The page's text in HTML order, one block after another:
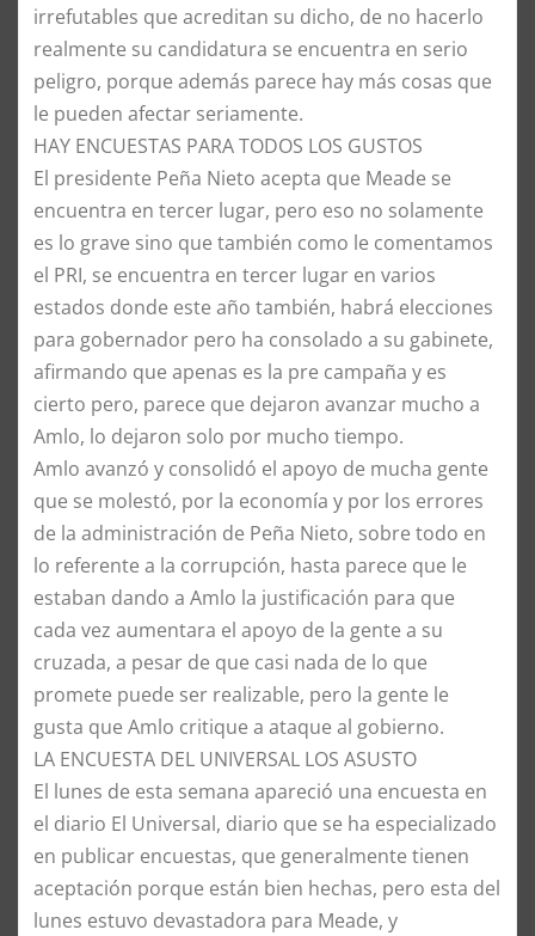
irrefutables que acreditan su dicho, de no hacerlo
realmente su candidatura se encuentra en serio
peligro, porque además parece hay más cosas que
le pueden afectar seriamente.
​HAY ENCUESTAS PARA TODOS LOS GUSTOS
​El presidente Peña Nieto acepta que Meade se
encuentra en tercer lugar, pero eso no solamente
es lo grave sino que también como le comentamos
el PRI, se encuentra en tercer lugar en varios
estados donde este año también, habrá elecciones
para gobernador pero ha consolado a su gabinete,
afirmando que apenas es la pre campaña y es
cierto pero, parece que dejaron avanzar mucho a
Amlo, lo dejaron solo por mucho tiempo.
​Amlo avanzó y consolidó el apoyo de mucha gente
que se molestó, por la economía y por los errores
de la administración de Peña Nieto, sobre todo en
lo referente a la corrupción, hasta parece que le
estaban dando a Amlo la justificación para que
cada vez aumentara el apoyo de la gente a su
cruzada, a pesar de que casi nada de lo que
promete puede ser realizable, pero la gente le
gusta que Amlo critique a ataque al gobierno.
​LA ENCUESTA DEL UNIVERSAL LOS ASUSTO
​El lunes de esta semana apareció una encuesta en
el diario El Universal, diario que se ha especializado
en publicar encuestas, que generalmente tienen
aceptación porque están bien hechas, pero esta del
lunes estuvo devastadora para Meade, y